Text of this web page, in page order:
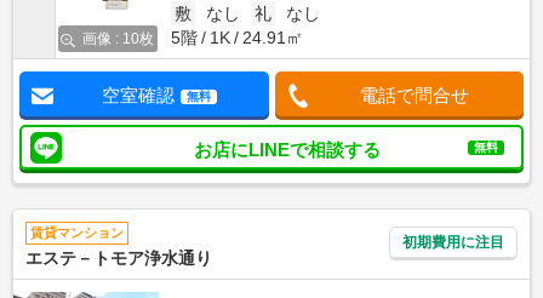
画像 : 10枚
敷
なし 礼
なし
5階
1K 24.91㎡
空室確認 無料 電話で問合せ
お店にLINEで相談する 無料
賃貸マンション
エステ－トモア浄水通り
初期費用に注目